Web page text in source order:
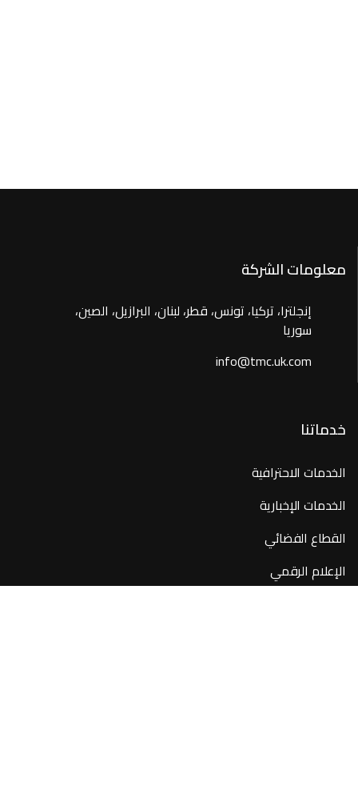
معلومات الشركة
إنجلترا، تركيا، تونس، قطر، لبنان، البرازيل، الصين،
سوريا
info@tmc.uk.com
خدماتنا
الخدمات الاحترافية
الخدمات الإخبارية
القطاع الفضائي
الإعلام الرقمي